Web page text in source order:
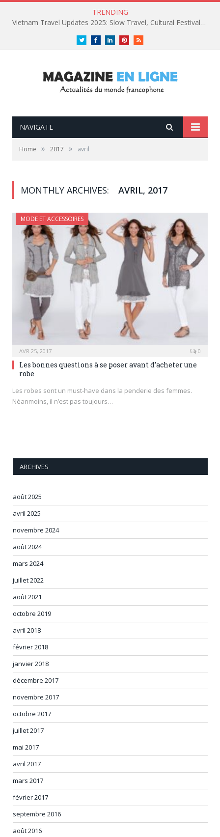
TRENDING
Vietnam Travel Updates 2025: Slow Travel, Cultural Festivals, and Luxury Retreats
TwitterFacebookLinkedInPinterestRSS
NAVIGATE
Home » 2017 » avril
MONTHLY ARCHIVES: AVRIL, 2017
MODE ET ACCESSOIRES
AVR 25, 2017 0
Les bonnes questions à se poser avant d’acheter une
robe
Les robes sont un must-have dans la penderie des femmes.
Néanmoins, il n’est pas toujours…
ARCHIVES
août 2025
avril 2025
novembre 2024
août 2024
mars 2024
juillet 2022
août 2021
octobre 2019
avril 2018
février 2018
janvier 2018
décembre 2017
novembre 2017
octobre 2017
juillet 2017
mai 2017
avril 2017
mars 2017
février 2017
septembre 2016
août 2016